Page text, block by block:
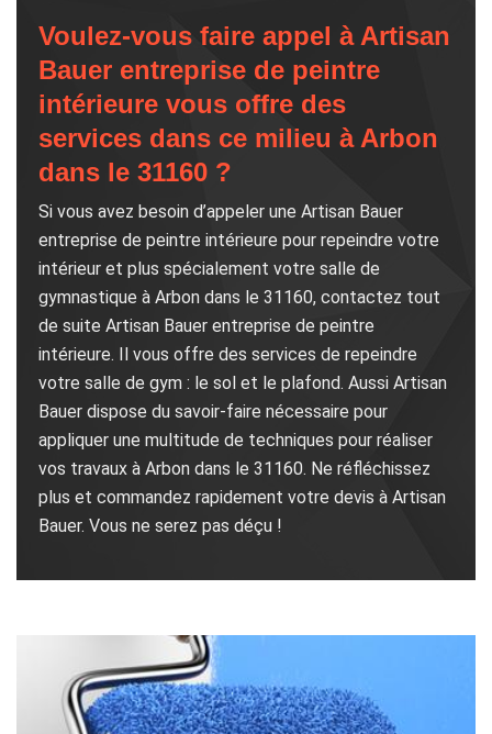
Voulez-vous faire appel à Artisan
Bauer entreprise de peintre
intérieure vous offre des
services dans ce milieu à Arbon
dans le 31160 ?
Si vous avez besoin d’appeler une Artisan Bauer
entreprise de peintre intérieure pour repeindre votre
intérieur et plus spécialement votre salle de
gymnastique à Arbon dans le 31160, contactez tout
de suite Artisan Bauer entreprise de peintre
intérieure. Il vous offre des services de repeindre
votre salle de gym : le sol et le plafond. Aussi Artisan
Bauer dispose du savoir-faire nécessaire pour
appliquer une multitude de techniques pour réaliser
vos travaux à Arbon dans le 31160. Ne réfléchissez
plus et commandez rapidement votre devis à Artisan
Bauer. Vous ne serez pas déçu !